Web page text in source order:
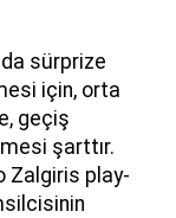
sürprize
için, orta
geçiş
şarttır.
Zalgiris play-